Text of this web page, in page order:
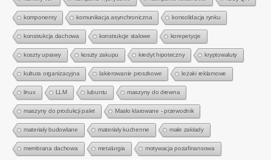
komponenty komunikacja asynchroniczna konsolidacja rynku
konstrukcja dachowa konstrukcje stalowe korepetycje
koszty uprawy koszty zakupu kredyt hipoteczny kryptowaluty
kultura organizacyjna lakierowanie proszkowe leżaki reklamowe
linux LLM lubuntu maszyny do drewna
maszyny do produkcji palet Masło klarowane - przewodnik
materiały budowlane materiały kuchenne małe zakłady
membrana dachowa metalurgia motywacja pozafinansowa